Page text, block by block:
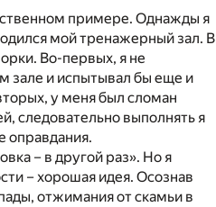
примере. Однажды я
мой тренажерный зал. В
Во-первых, я не
зале и испытывал бы еще и
у меня был сломан
следовательно выполнять я
оправдания.
– в другой раз». Но я
– хорошая идея. Осознав
отжимания от скамьи в